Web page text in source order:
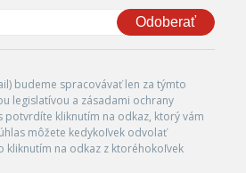
Odoberať
budeme spracovávať len za týmto
legislatívou a zásadami ochrany
potvrdíte kliknutím na odkaz, ktorý vám
môžete kedykoľvek odvolať
kliknutím na odkaz z ktoréhokoľvek